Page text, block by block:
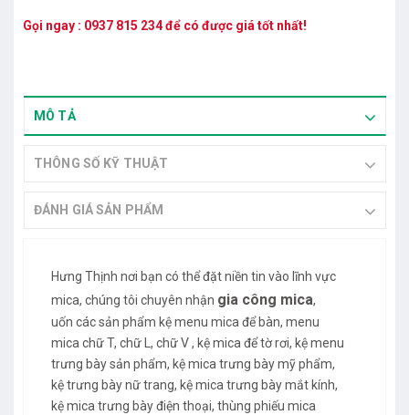
Gọi ngay : 0937 815 234để có được giá tốt nhất!
MÔ TẢ
THÔNG SỐ KỸ THUẬT
ĐÁNH GIÁ SẢN PHẨM
Hưng Thịnh nơi bạn có thể đặt niền tin vào lĩnh vực
mica, chúng tôi chuyên nhận gia công mica,
uốn các sản phẩm kệ menu mica để bàn, menu
mica chữ T, chữ L, chữ V , kệ mica để tờ rơi, kệ menu
trưng bày sản phẩm, kệ mica trưng bày mỹ phẩm,
kệ trưng bày nữ trang, kệ mica trưng bày mắt kính,
kệ mica trưng bày điện thoại, thùng phiếu mica